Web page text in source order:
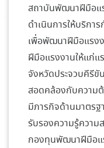
สถาบันพัฒนาฝีมือแ
ดำเนินการให้บริกา
เพื่อพัฒนาฝีมือแรงง
ฝีมือแรงงานให้แก่
จังหวัดประจวบคีรี
สอดคล้องกับความ
มีภารกิจด้านมาตรฐ
รับรองความรู้ความ
กองทุนพัฒนาฝีมือแ